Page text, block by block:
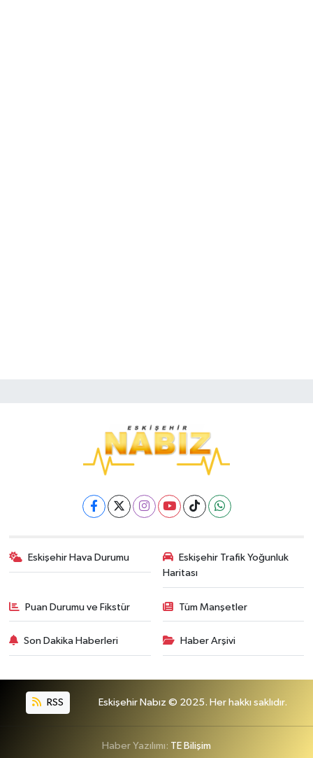
Eskişehir Hava Durumu
Eskişehir Trafik Yoğunluk
Haritası
Puan Durumu ve Fikstür Tüm Manşetler
Son Dakika Haberleri Haber Arşivi
RSS Eskişehir Nabız © 2025. Her hakkı saklıdır.
Haber Yazılımı: TE Bilişim